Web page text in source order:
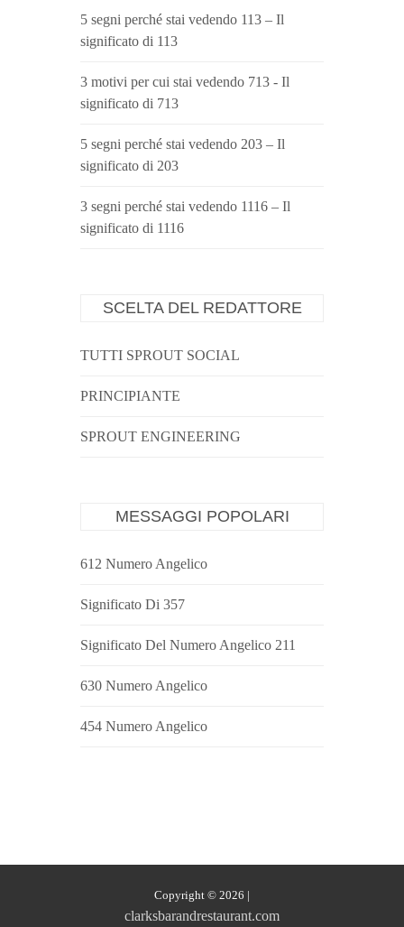
5 segni perché stai vedendo 113 – Il
significato di 113
3 motivi per cui stai vedendo 713 - Il
significato di 713
5 segni perché stai vedendo 203 – Il
significato di 203
3 segni perché stai vedendo 1116 – Il
significato di 1116
SCELTA DEL REDATTORE
TUTTI SPROUT SOCIAL
PRINCIPIANTE
SPROUT ENGINEERING
MESSAGGI POPOLARI
612 Numero Angelico
Significato Di 357
Significato Del Numero Angelico 211
630 Numero Angelico
454 Numero Angelico
Copyright © 2026 |
clarksbarandrestaurant.com